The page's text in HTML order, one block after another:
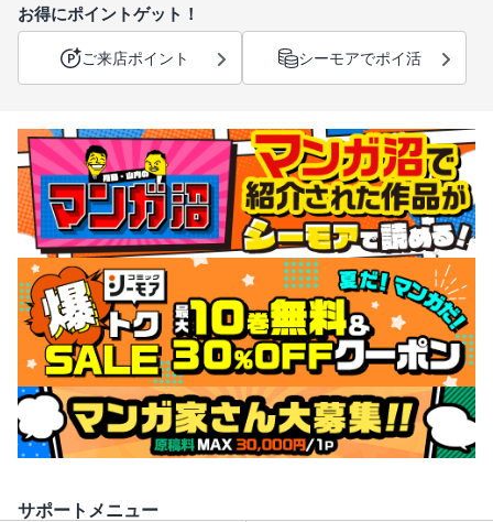
お得にポイントゲット！
ご来店ポイント シーモアでポイ活
サポートメニュー